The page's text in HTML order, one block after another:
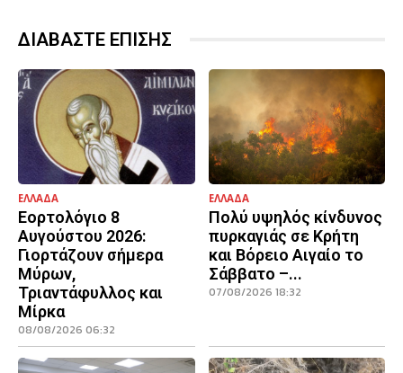
ΔΙΑΒΑΣΤΕ ΕΠΙΣΗΣ
ΕΛΛΑΔΑ
Εορτολόγιο 8
Αυγούστου 2026:
Γιορτάζουν σήμερα
Μύρων,
Τριαντάφυλλος και
Μίρκα
08/08/2026 06:32
ΕΛΛΑΔΑ
Πολύ υψηλός κίνδυνος
πυρκαγιάς σε Κρήτη
και Βόρειο Αιγαίο το
Σάββατο –...
07/08/2026 18:32